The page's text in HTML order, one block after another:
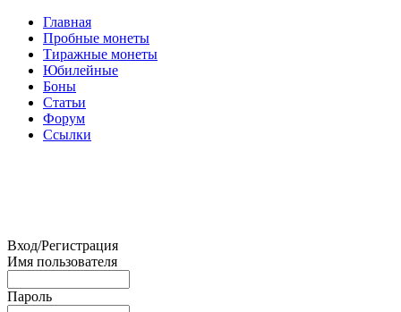
Главная
Пробные монеты
Тиражные монеты
Юбилейные
Боны
Статьи
Форум
Ссылки
Вход/Регистрация
Имя пользователя
Пароль